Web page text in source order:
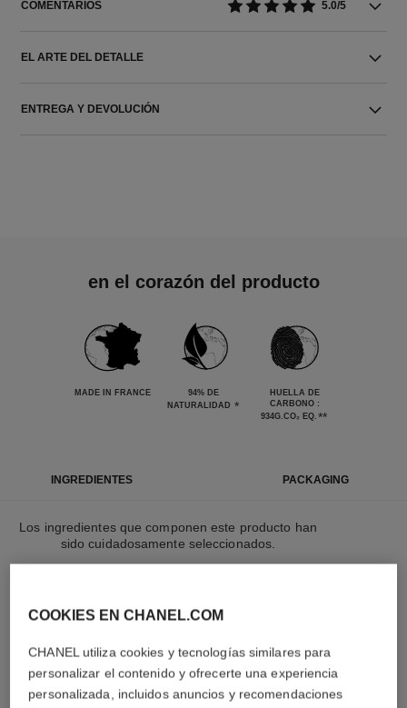
COMENTARIOS 5.0/5
EL ARTE DEL DETALLE
ENTREGA Y DEVOLUCIÓN
en el corazón del producto
MADE IN FRANCE
94% DE
NATURALIDAD *
HUELLA DE
CARBONO :
934G.CO₂ EQ. **
INGREDIENTES PACKAGING
Los ingredientes que componen este producto han
sido cuidadosamente seleccionados.
Los elementos que componen este envase han
sido cuidadosamente diseñados.
COOKIES EN CHANEL.COM
CHANEL utiliza cookies y tecnologías similares para
personalizar el contenido y ofrecerte una experiencia
personalizada, incluidos anuncios y recomendaciones